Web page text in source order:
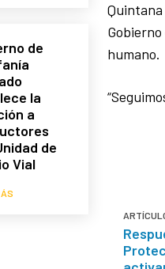
de
la
a
de
Vial
humano.